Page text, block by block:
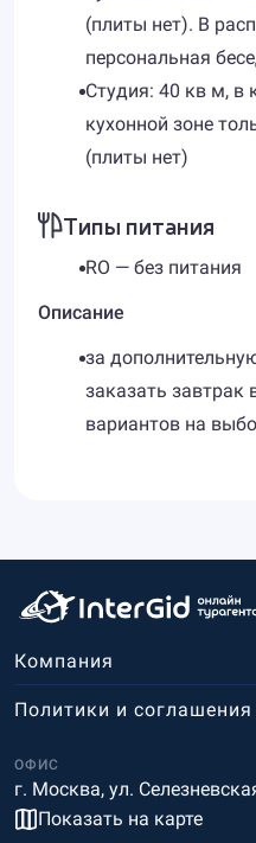
(плиты нет). В
персональная
Студия: 40 кв м, в
кухонной зоне
(плиты нет)
Типы питания
RO — без питания
Описание
за
заказать завтрак
вариантов на
Компания
ОФИС
г. Москва, ул.
Показать на карте
Политики и соглашения